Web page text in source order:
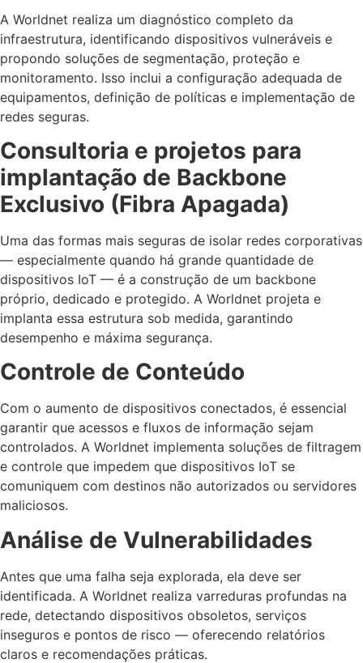
A Worldnet realiza um diagnóstico completo da
infraestrutura, identificando dispositivos vulneráveis e
propondo soluções de segmentação, proteção e
monitoramento. Isso inclui a configuração adequada de
equipamentos, definição de políticas e implementação de
redes seguras.
Consultoria e projetos para
implantação de Backbone
Exclusivo (Fibra Apagada)
Uma das formas mais seguras de isolar redes corporativas
— especialmente quando há grande quantidade de
dispositivos IoT — é a construção de um backbone
próprio, dedicado e protegido. A Worldnet projeta e
implanta essa estrutura sob medida, garantindo
desempenho e máxima segurança.
Controle de Conteúdo
Com o aumento de dispositivos conectados, é essencial
garantir que acessos e fluxos de informação sejam
controlados. A Worldnet implementa soluções de filtragem
e controle que impedem que dispositivos IoT se
comuniquem com destinos não autorizados ou servidores
maliciosos.
Análise de Vulnerabilidades
Antes que uma falha seja explorada, ela deve ser
identificada. A Worldnet realiza varreduras profundas na
rede, detectando dispositivos obsoletos, serviços
inseguros e pontos de risco — oferecendo relatórios
claros e recomendações práticas.